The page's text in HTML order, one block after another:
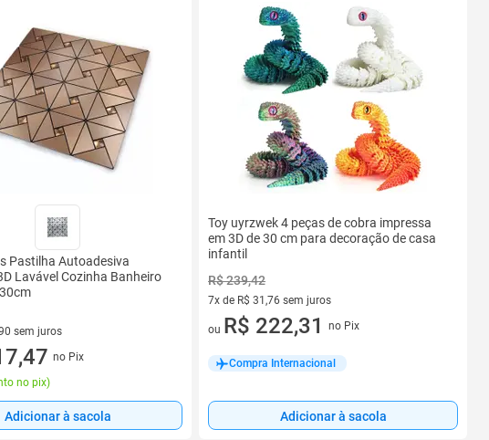
Pastilha Autoadesiva
Lavável Cozinha Banheiro
sem juros
sem juros
no Pix
no pix)
Adicionar à sacola
Toy uyrzwek 4 peças de cobra impressa
em 3D de 30 cm para decoração de casa
infantil
R$ 239,42
7x de R$ 31,76 sem juros
7 vez de R$ 31,76 sem juros
ou R$ 222,31 no Pix
Compra Internacional
Adicionar à sacola